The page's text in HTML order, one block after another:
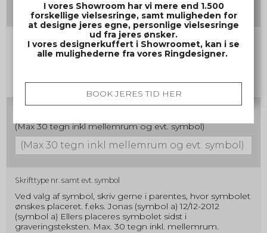
Gravering damering
(Max 30 tegn inkl mellemrum og evt. symbol)
(Max 30 tegn inkl mellemrum og evt. symbol)
Skrifttype nr. samt evt. symbol
Ved valg af symbol, skriv gerne i parentes, hvor symbolet
ønskes placeret. f.eks. Jonas (symbol a) 12/12-2012
(symbol a) Ellers placeres symbolet sidst i
graveringsteksten. Max. 30 tegn inkl. mellemrum.
I vores Showroom har vi mere end 1.500
forskellige vielsesringe, samt muligheden for
at designe jeres egne, personlige vielsesringe
ud fra jeres ønsker.
I vores designerkuffert i Showroomet, kan i se
alle mulighederne fra vores Ringdesigner.
BOOK JERES TID HER